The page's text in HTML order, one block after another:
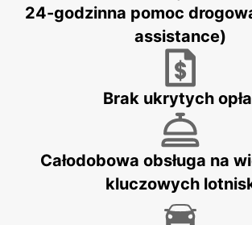
SASSUOLO
SASSUOLO - ITALY
24-godzinna pomoc
assistance)
Brak ukrytych
Całodobowa obsługa na
kluczowych